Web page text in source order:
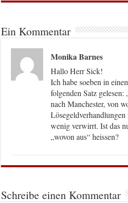
Ein Kommentar
Monika Barnes
Hallo Herr Sick!
Ich habe soeben in
folgenden Satz
nach Manchester, von
wenig verwirrt. Ist das
„wovon aus“ heissen?
Schreibe einen Kommentar